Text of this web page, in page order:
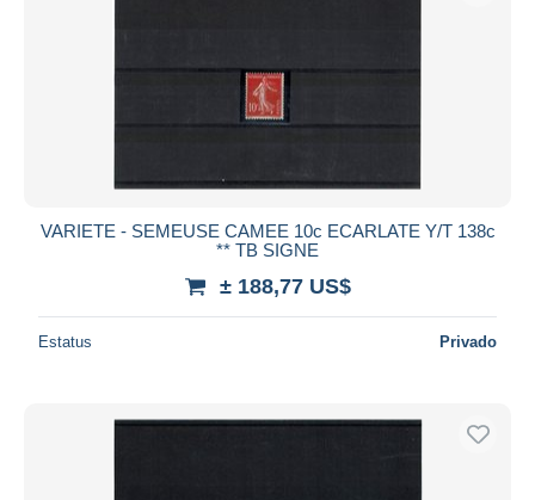
VARIETE - SEMEUSE CAMEE 10c ECARLATE Y/T 138c
** TB SIGNE
± 188,77 US$
Estatus Privado